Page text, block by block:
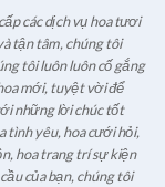
các dịch vụ hoa tươi
tận tâm, chúng tôi
tôi luôn luôn cố gắng
mới, tuyệt vời để
những lời chúc tốt
tình yêu, hoa cưới hỏi,
hoa trang trí sự kiện
của bạn, chúng tôi